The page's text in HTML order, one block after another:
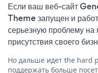
Если ваш веб-сайт
Theme запущен и
серьезную проблему
присутствия своего
Но дальше идет the hard
поддержать больше